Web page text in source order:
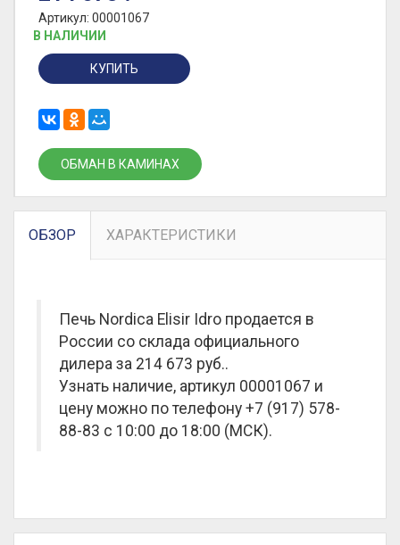
Артикул: 00001067
В НАЛИЧИИ
КУПИТЬ
ОБМАН В КАМИНАХ
ОБЗОР ХАРАКТЕРИСТИКИ
Печь Nordica Elisir Idro продается в
России со склада официального
дилера за 214 673 руб..
Узнать наличие, артикул 00001067 и
цену можно по телефону +7 (917) 578-
88-83 с 10:00 до 18:00 (МСК).